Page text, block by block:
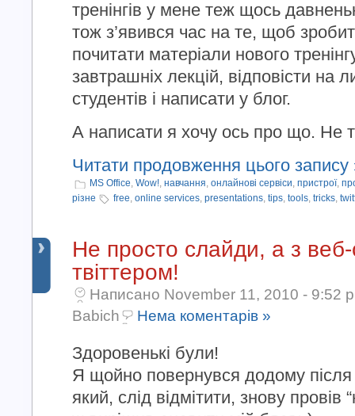
тренінгів у мене теж щось
тож з’явився час на те, щоб
почитати матеріали нового
завтрашніх лекцій, відповісти на
студентів і написати у блог.
А написати я хочу ось про що. Не
Читати продовження цього запису
MS Office, Wow!, навчання, онлайнові сервіси, пристрої,
різне
free, online services, presentations, tips, tools, tricks,
Не просто слайди, а з веб-
твіттером!
Написано November 11, 2010 - 9:52
Babich
Нема коментарів »
Здоровенькі були!
Я щойно повернувся додому після
який, слід відмітити, знову провів